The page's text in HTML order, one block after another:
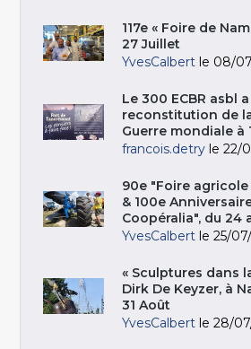
117e « Foire de
27 Juillet
YvesCalbert le 08/
Le 300 ECBR asbl
reconstitution de
Guerre mondiale
francois.detry le 22/
90e "Foire
& 100e
Coopéralia", du 24
YvesCalbert le 25/
« Sculptures dans
Dirk De Keyzer, à
31 Août
YvesCalbert le 28/